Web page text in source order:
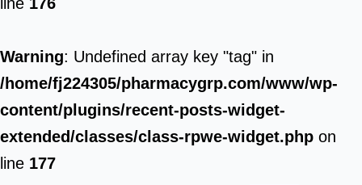
Warning: Undefined array key "tag" in
/home/fj224305/pharmacygrp.com/www/wp-
content/plugins/recent-posts-widget-
extended/classes/class-rpwe-widget.php on
line 177